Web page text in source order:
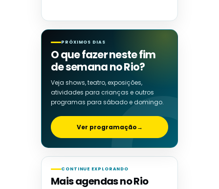
PRÓXIMOS DIAS
O que fazer neste fim
de semana no Rio?
Veja shows, teatro, exposições,
atividades para crianças e outros
programas para sábado e domingo.
Ver programação→
CONTINUE EXPLORANDO
Mais agendas no Rio